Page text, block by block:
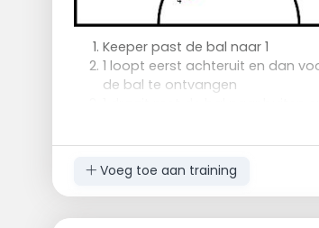
Keeper past de bal naar 1
1 loopt eerst achteruit en dan
de bal te ontvangen
2 past naar 3 en loopt wat
2 past naar 4
4 loopt met de bal naar doel,
de kegels 'verdediger' en
Voeg toe aan training